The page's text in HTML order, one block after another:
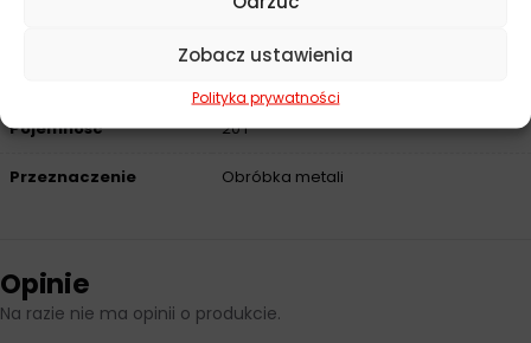
Zobacz ustawienia
Polityka prywatności
Parametry techniczne
Pojemność 20 l
Przeznaczenie Obróbka metali
Opinie
Na razie nie ma opinii o produkcie.